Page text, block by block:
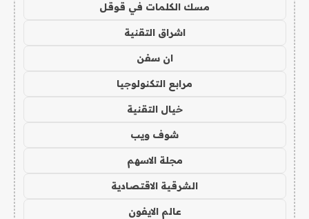
مسك الكلمات في قوقل
اشراق التقنية
ان سفن
مرابع التكنولوجيا
خيال التقنية
شوف ويب
مجلة الاسهم
الشرقية الاقتصادية
عالم الايفون